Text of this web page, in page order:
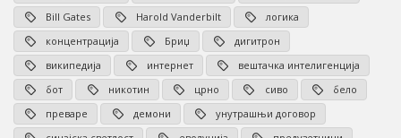
Bill Gates
Harold Vanderbilt
логика
концентрација
Бриџ
дигитрон
википедија
интернет
вештачка интелигенција
бот
никотин црно сиво
бело
преваре
демони
унутрашњи договор